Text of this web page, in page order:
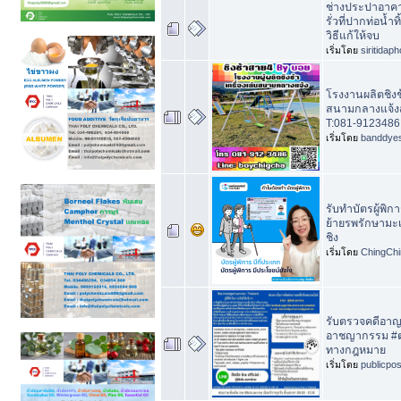
ช่างประปาอา
รั่วที่ปากท่อน้ำ
วิธีแก้ให้จบ
เริ่มโดย
โรงงานผลิตชิง
สนามกลางแจ้
T:081-
เริ่มโดย
รับทำบัตรผู้พิก
ย้ายรพรักษามะ
ชิง
เริ่มโดย
รับตรวจคดีอา
อาชญากรรม
ทางกฎหมาย
เริ่มโดย